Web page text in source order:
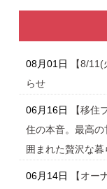
08月01日
【8/
らせ
06月16日
【移住
住の本音。最高
囲まれた贅沢な暮
06月14日
【オー